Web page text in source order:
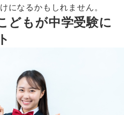
になるかもしれません。
どもが中学受験に